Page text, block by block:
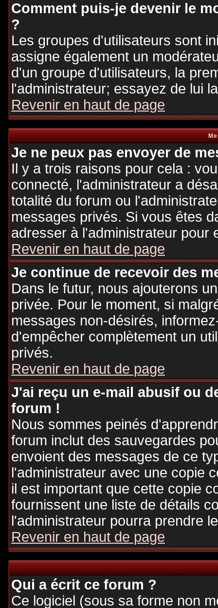
Comment puis-je devenir le
?
Les groupes d'utilisateurs sont
assigne également un
d'un groupe d'utilisateurs, la
l'administrateur; essayez de lui
Revenir en haut de page
Je ne peux pas envoyer de
Il y a trois raisons pour cela :
connecté, l'administrateur a
totalité du forum ou
messages privés. Si vous êtes
adresser à l'administrateur pour
Revenir en haut de page
Je continue de recevoir des
Dans le futur, nous ajouterons
privée. Pour le moment, si
messages non-désirés,
d'empêcher complètement un
privés.
Revenir en haut de page
J'ai reçu un e-mail abusif ou
forum !
Nous sommes peinés
forum inclut des sauvegardes
envoient des messages de ce
l'administrateur avec une copie
il est important que cette copie
fournissent une liste de détails
l'administrateur pourra prendre
Revenir en haut de page
Qui a écrit ce forum ?
Ce logiciel (sous sa forme non